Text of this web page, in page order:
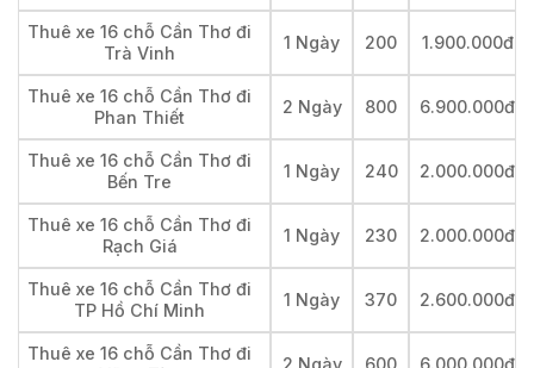
Thuê xe 16 chỗ Cần Thơ đi
Trà Vinh
1 Ngày 200 1.900.000đ
Thuê xe 16 chỗ Cần Thơ đi
Phan Thiết
2 Ngày 800 6.900.000đ
Thuê xe 16 chỗ Cần Thơ đi
Bến Tre
1 Ngày 240 2.000.000đ
Thuê xe 16 chỗ Cần Thơ đi
Rạch Giá
1 Ngày 230 2.000.000đ
Thuê xe 16 chỗ Cần Thơ đi
TP Hồ Chí Minh
1 Ngày 370 2.600.000đ
Thuê xe 16 chỗ Cần Thơ đi
2 Ngày 600 6.000.000đ